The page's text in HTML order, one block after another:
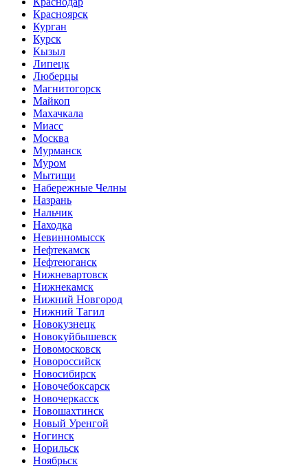
Красноярск
Курган
Курск
Кызыл
Липецк
Люберцы
Магнитогорск
Майкоп
Махачкала
Миасс
Москва
Мурманск
Муром
Мытищи
Набережные Челны
Назрань
Нальчик
Находка
Невинномысск
Нефтекамск
Нефтеюганск
Нижневартовск
Нижнекамск
Нижний Новгород
Нижний Тагил
Новокузнецк
Новокуйбышевск
Новомосковск
Новороссийск
Новосибирск
Новочебоксарск
Новочеркасск
Новошахтинск
Новый Уренгой
Ногинск
Норильск
Ноябрьск